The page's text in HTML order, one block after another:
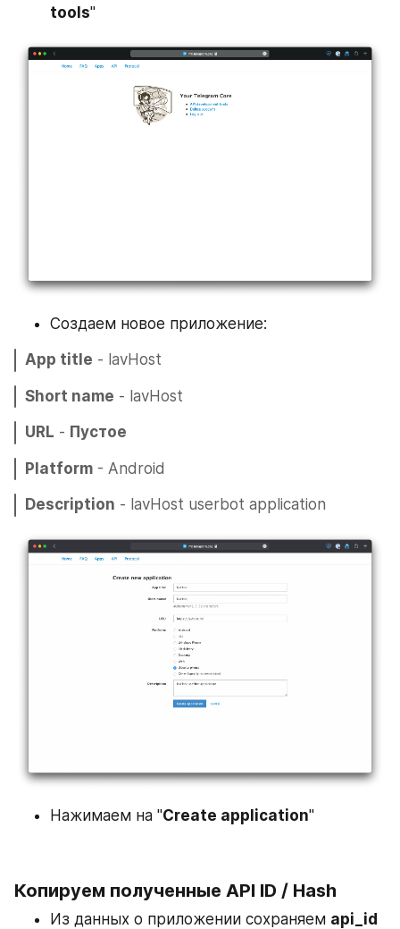
tools"
Создаем новое приложение:
App title - lavHost
Short name - lavHost
URL - Пустое
Platform - Android
Description - lavHost userbot application
Нажимаем на "Create application"
Копируем полученные API ID / Hash
Из данных о приложении сохраняем api_id